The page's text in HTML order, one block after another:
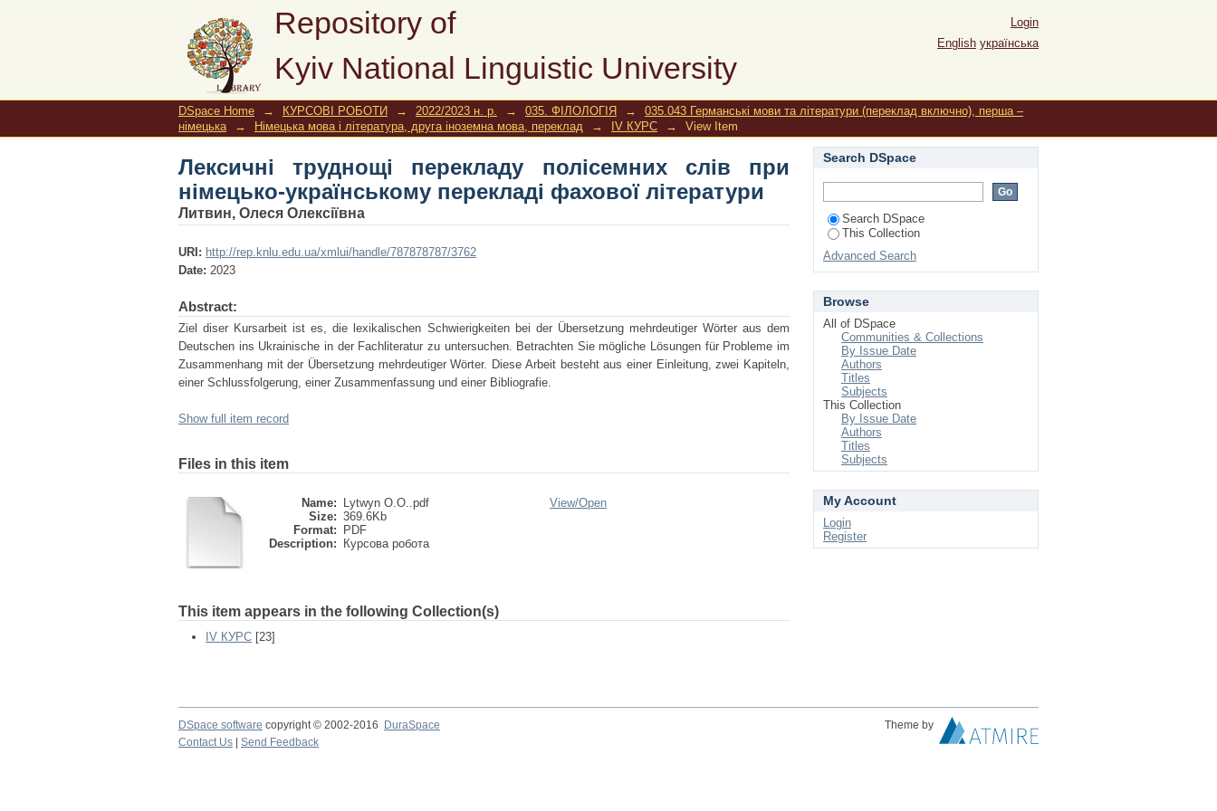
Repository of
Kyiv National Linguistic University
Лексичні труднощі перекладу полісемних слів при німецько-українському
перекладі фахової літератури
Login
English українська
DSpace Home → КУРСОВІ РОБОТИ → 2022/2023 н. р. → 035. ФІЛОЛОГІЯ →
035.043 Германські мови та літератури (переклад включно), перша –
німецька
→ Німецька мова і література, друга іноземна мова, переклад → ІV КУРС → View Item
Лексичні труднощі перекладу полісемних слів при
німецько-українському перекладі фахової літератури
Литвин, Олеся Олексіївна
URI: http://rep.knlu.edu.ua/xmlui/handle/787878787/3762
Date: 2023
Abstract:
Ziel diser Kursarbeit ist es, die lexikalischen Schwierigkeiten bei der Übersetzung mehrdeutiger Wörter aus dem
Deutschen ins Ukrainische in der Fachliteratur zu untersuchen. Betrachten Sie mögliche Lösungen für Probleme im
Zusammenhang mit der Übersetzung mehrdeutiger Wörter. Diese Arbeit besteht aus einer Einleitung, zwei Kapiteln,
einer Schlussfolgerung, einer Zusammenfassung und einer Bibliografie.
Show full item record
Files in this item
Name:
Lytwyn O.O..pdf
Size: 369.6Kb
Format:
PDF
Description:
Курсова робота
View/Open
This item appears in the following Collection(s)
ІV КУРС [23]
Search DSpace
Search DSpace
This Collection
Advanced Search
Browse
All of DSpace
Communities & Collections
By Issue Date
Authors
Titles
Subjects
This Collection
By Issue Date
Authors
Titles
Subjects
My Account
Login
Register
DSpace software copyright © 2002-2016 DuraSpace
Theme by
Contact Us
Send Feedback